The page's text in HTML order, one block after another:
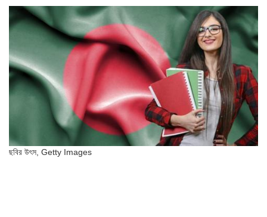
ছবির উৎস, Getty Images